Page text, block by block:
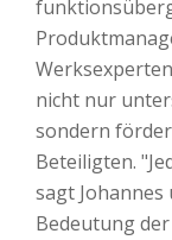
nicht nur
sondern
Beteiligten.
sagt
Bedeutung